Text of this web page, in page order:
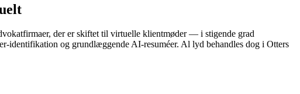
der er skiftet til virtuelle klientmøder — i stigende grad
identifikation og grundlæggende AI-resuméer. Al lyd behandles dog i Otters